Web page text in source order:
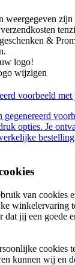
weergegeven
&
logo!
wijzigen
voorbeeld
gegenereerd
opties. Je
van cookies
winkelervaring
dat jij een goede
cookies
kunnen wij en